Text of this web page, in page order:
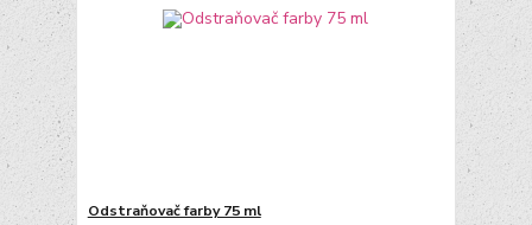
Odstraňovač farby 75 ml